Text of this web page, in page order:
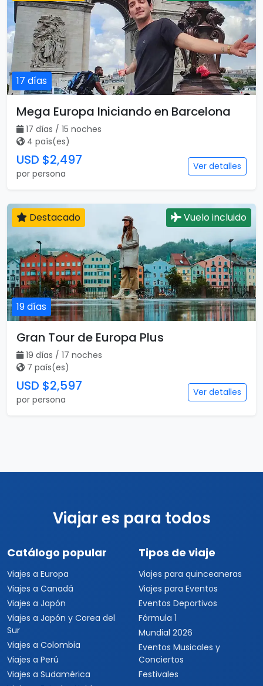
3 país(es)
USD $2,255
por persona
Ver detalles
17 días
Destacado Vuelo incluido
Mega Europa Iniciando en Barcelona
17 días / 15 noches
4 país(es)
USD $2,497
por persona
Ver detalles
19 días
Destacado Vuelo incluido
USD $2,597
Viajar es para todos
Catálogo popular
Viajes a Europa
Viajes a Canadá
Tipos de viaje
Viajes para quinceaneras
Viajes para Eventos